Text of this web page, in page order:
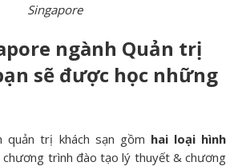
Singapore
ngành Quản trị
sẽ được học những
quản trị khách sạn gồm hai loại hình
chương trình đào tạo lý thuyết & chương